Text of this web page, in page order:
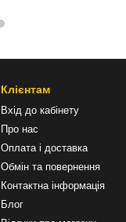
Клієнтам
Вхід до кабінету
Про нас
Оплата і доставка
Обмін та повернення
Контактна інформація
Блог